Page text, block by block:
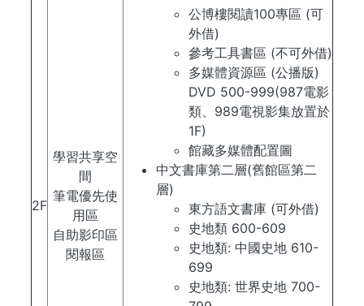
2F
學習共享空
間
筆電優先使
用區
自助影印區
閱報區
公博樓閱讀100專區 (可
外借)
參考工具書區 (不可外借)
多媒體資源區 (公播版)
DVD 500-999(987電影
類、989電視影集放置於
1F)
館藏多媒體配置圖
中文書庫第二層(舊館區第二
層)
東方語文書庫 (可外借)
史地類 600-609
史地類: 中國史地 610-
699
史地類: 世界史地 700-